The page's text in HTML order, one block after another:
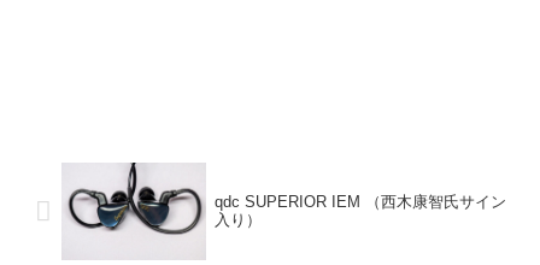
qdc SUPERIOR IEM （西木康智氏サイン
入り）